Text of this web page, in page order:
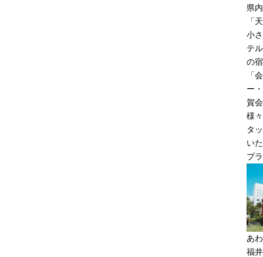
県
「
小
テ
の
「
ー
賀
様
タ
い
プ
あ
福